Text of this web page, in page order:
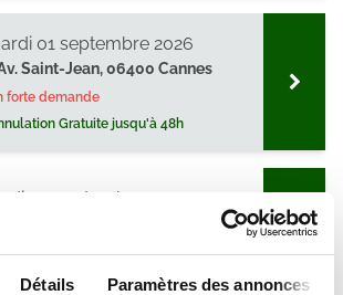
Détails Paramètres des annonces
Saint-Jean, 06400 Cannes
forte demande
Gratuite jusqu'à 48h
01 septembre 2026
forte demande
Gratuite jusqu'à 48h
07 septembre 2026